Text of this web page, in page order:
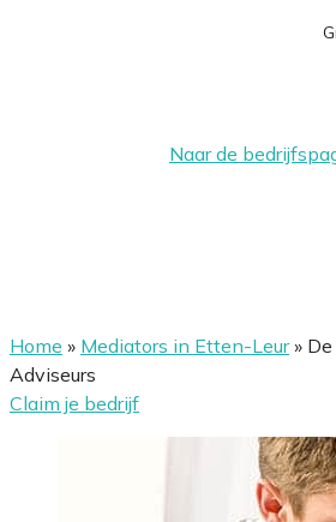
Naar de
Home » Mediators in Etten-Leur»
Adviseurs
Claim je bedrijf